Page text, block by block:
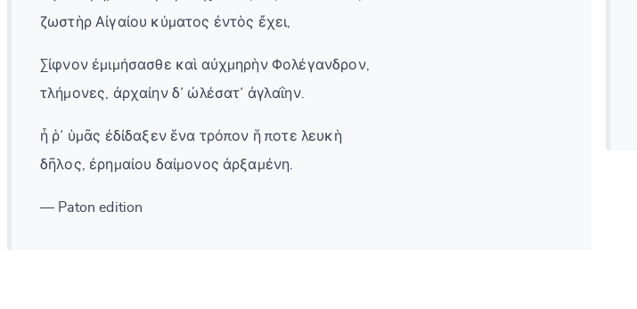
ζωστὴρ Αἰγαίου κύματος ἐντὸς ἔχει,
Σίφνον ἐμιμήσασθε καὶ αὐχμηρὴν Φολέγανδρον,
τλήμονες, ἀρχαίην δ᾽ ὠλέσατ᾽ ἀγλαΐην.
ἦ ῥ᾽ ὑμᾶς ἐδίδαξεν ἕνα τρόπον ἥ ποτε λευκὴ
δῆλος, ἐρημαίου δαίμονος ἀρξαμένη.
— Paton edition